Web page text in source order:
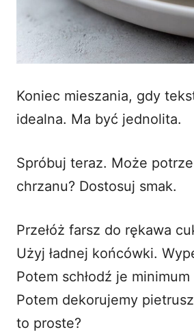
Koniec mieszania, gdy
idealna. Ma być jednolita.
Spróbuj teraz. Może
chrzanu? Dostosuj smak.
Przełóż farsz do rękawa
Użyj ładnej końcówki.
Potem schłodź je
Potem dekorujemy
to proste?